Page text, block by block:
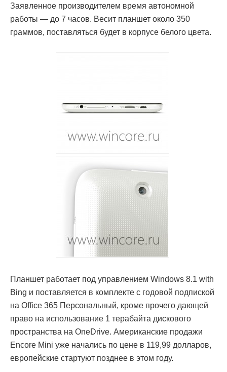
Заявленное производителем время автономной
работы — до 7 часов. Весит планшет около 350
граммов, поставляться будет в корпусе белого цвета.
Планшет работает под управлением Windows 8.1 with
Bing и поставляется в комплекте с годовой подпиской
на Office 365 Персональный, кроме прочего дающей
право на использование 1 терабайта дискового
пространства на OneDrive. Американские продажи
Encore Mini уже начались по цене в 119,99 долларов,
европейские стартуют позднее в этом году.